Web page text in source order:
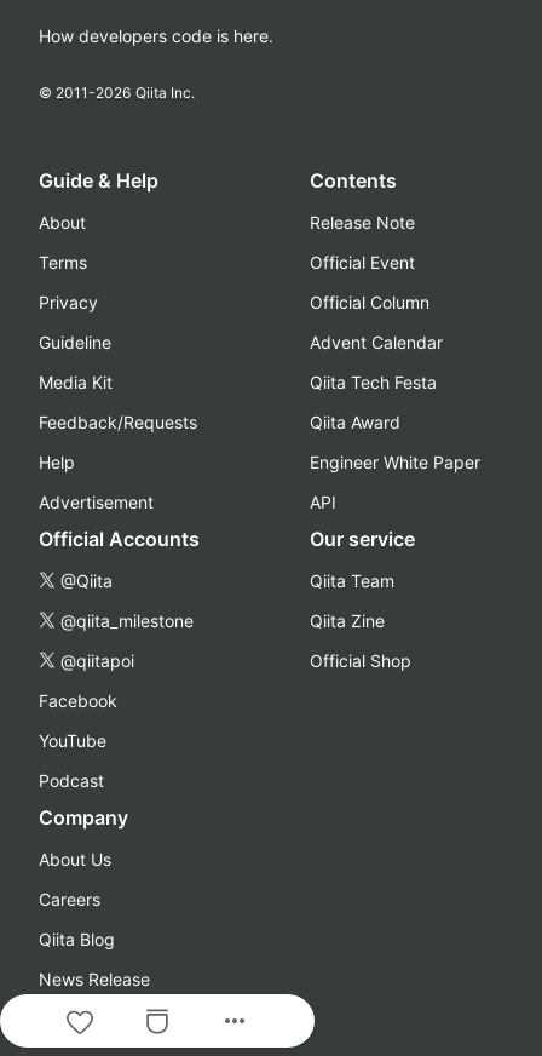
more_horiz
How developers code is here.
© 2011-2026 Qiita Inc.
Guide & Help
About
Terms
Privacy
Guideline
Media Kit
Feedback/Requests
Help
Advertisement
Contents
Release Note
Official Event
Official Column
Advent Calendar
Qiita Tech Festa
Qiita Award
Engineer White Paper
API
Official Accounts
@Qiita
@qiita_milestone
@qiitapoi
Facebook
YouTube
Podcast
Our service
Qiita Team
Qiita Zine
Official Shop
Company
About Us
Careers
Qiita Blog
News Release